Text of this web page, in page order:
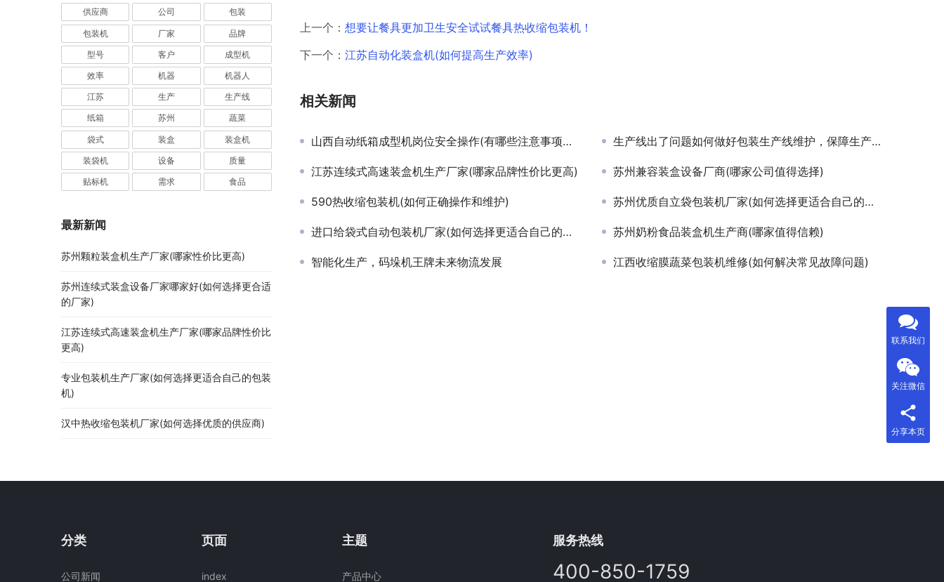
上一个： 想要让餐具更加卫生安全试试餐具热收缩包装机！
下一个： 江苏自动化装盒机(如何提高生产效率)
相关新闻
山西自动纸箱成型机岗位安全操作(有哪些注意事项需要遵守) 生产线出了问题如何做好包装生产线维护，保障生产顺利进行
江苏连续式高速装盒机生产厂家(哪家品牌性价比更高) 苏州兼容装盒设备厂商(哪家公司值得选择)
590热收缩包装机(如何正确操作和维护) 苏州优质自立袋包装机厂家(如何选择更适合自己的产品)
进口给袋式自动包装机厂家(如何选择更适合自己的设备) 苏州奶粉食品装盒机生产商(哪家值得信赖)
智能化生产，码垛机王牌未来物流发展 江西收缩膜蔬菜包装机维修(如何解决常见故障问题)
供应商 公司 包装
包装机 厂家 品牌
型号 客户 成型机
效率 机器 机器人
江苏 生产 生产线
纸箱 苏州 蔬菜
袋式 装盒 装盒机
装袋机 设备 质量
贴标机 需求 食品
最新新闻
苏州颗粒装盒机生产厂家(哪家性价比更高)
苏州连续式装盒设备厂家哪家好(如何选择更合适
的厂家)
江苏连续式高速装盒机生产厂家(哪家品牌性价比
更高)
专业包装机生产厂家(如何选择更适合自己的包装
机)
汉中热收缩包装机厂家(如何选择优质的供应商)
分类
公司新闻
页面
index
主题
产品中心
服务热线
400-850-1759
联系我们
关注微信
分享本页